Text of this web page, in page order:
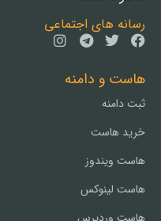
رسانه های اجتماعی
هاست و دامنه
ثبت دامنه
خرید هاست
هاست ویندوز
هاست لینوکس